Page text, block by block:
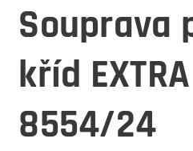
Souprava
kříd
8554/24